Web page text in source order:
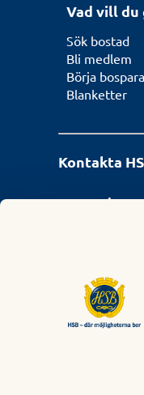
Vad vill du
Sök bostad
Bli medlem
Börja bospara
Blanketter
Kontakta
Boende-
13-15.Stängt
klämdagar.
dag före afton
12.00. Enstaka